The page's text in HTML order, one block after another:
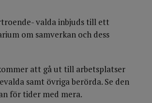
valda inbjuds till ett
om samverkan och dess
att gå ut till arbetsplatser
samt övriga berörda. Se den
för tider med mera.